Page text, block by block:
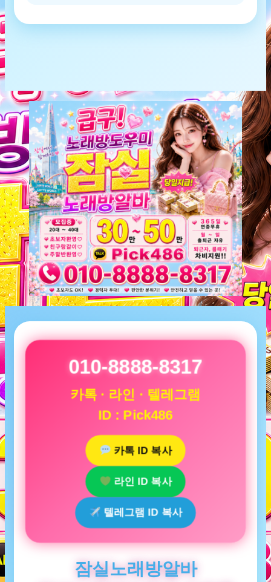
010-8888-8317
카톡 · 라인 · 텔레그램
ID : Pick486
카톡 ID 복사
라인 ID 복사
텔레그램 ID 복사
잠실노래방알바